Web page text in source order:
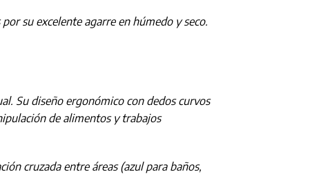
su excelente agarre en húmedo y seco.
Su diseño ergonómico con dedos curvos
de alimentos y trabajos
cruzada entre áreas (azul para baños,